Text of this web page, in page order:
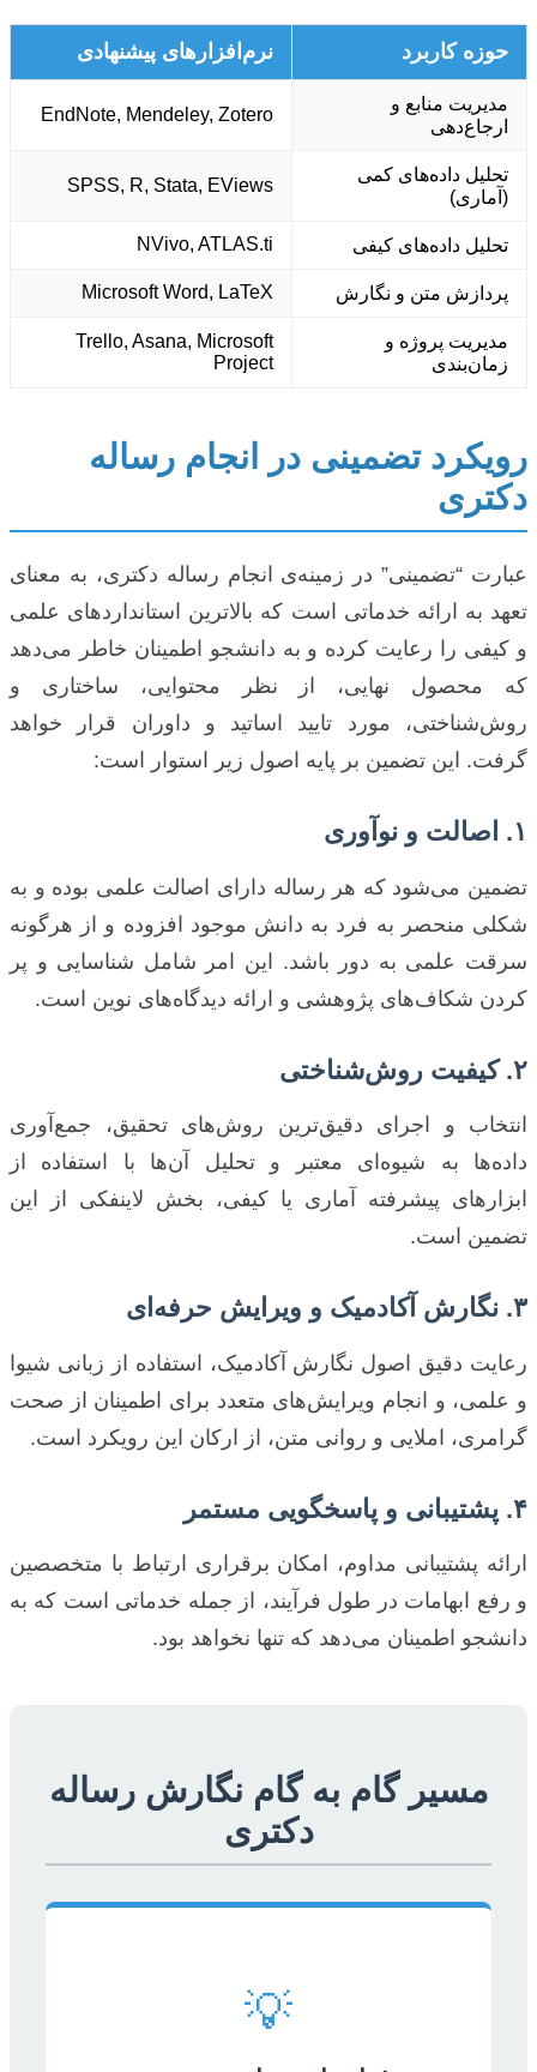
حوزه کاربرد نرم‌افزارهای پیشنهادی
مدیریت منابع و
ارجاع‌دهی
EndNote, Mendeley, Zotero
تحلیل داده‌های کمی
(آماری)
SPSS, R, Stata, EViews
تحلیل داده‌های کیفی NVivo, ATLAS.ti
پردازش متن و نگارش Microsoft Word, LaTeX
مدیریت پروژه و
زمان‌بندی
Trello, Asana, Microsoft
Project
رویکرد تضمینی در انجام رساله
دکتری
عبارت “تضمینی” در زمینه‌ی انجام رساله دکتری، به معنای
تعهد به ارائه خدماتی است که بالاترین استانداردهای علمی
و کیفی را رعایت کرده و به دانشجو اطمینان خاطر می‌دهد
که محصول نهایی، از نظر محتوایی، ساختاری و
روش‌شناختی، مورد تایید اساتید و داوران قرار خواهد
گرفت. این تضمین بر پایه اصول زیر استوار است:
۱. اصالت و نوآوری
تضمین می‌شود که هر رساله دارای اصالت علمی بوده و به
شکلی منحصر به فرد به دانش موجود افزوده و از هرگونه
سرقت علمی به دور باشد. این امر شامل شناسایی و پر
کردن شکاف‌های پژوهشی و ارائه دیدگاه‌های نوین است.
۲. کیفیت روش‌شناختی
انتخاب و اجرای دقیق‌ترین روش‌های تحقیق، جمع‌آوری
داده‌ها به شیوه‌ای معتبر و تحلیل آن‌ها با استفاده از
ابزارهای پیشرفته آماری یا کیفی، بخش لاینفکی از این
تضمین است.
۳. نگارش آکادمیک و ویرایش حرفه‌ای
رعایت دقیق اصول نگارش آکادمیک، استفاده از زبانی شیوا
و علمی، و انجام ویرایش‌های متعدد برای اطمینان از صحت
گرامری، املایی و روانی متن، از ارکان این رویکرد است.
۴. پشتیبانی و پاسخگویی مستمر
ارائه پشتیبانی مداوم، امکان برقراری ارتباط با متخصصین
و رفع ابهامات در طول فرآیند، از جمله خدماتی است که به
دانشجو اطمینان می‌دهد که تنها نخواهد بود.
مسیر گام به گام نگارش رساله
دکتری
💡